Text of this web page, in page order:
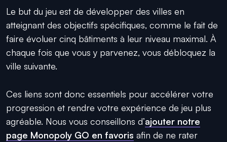
Le but du jeu est de développer des villes en
atteignant des objectifs spécifiques, comme le fait de
faire évoluer cinq bâtiments à leur niveau maximal. À
chaque fois que vous y parvenez, vous débloquez la
ville suivante.
Ces liens sont donc essentiels pour accélérer votre
progression et rendre votre expérience de jeu plus
agréable. Nous vous conseillons d’ajouter notre
page Monopoly GO en favoris afin de ne rater